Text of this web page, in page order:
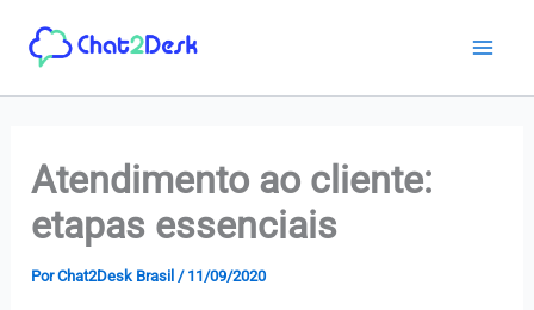
para
Atendimento ao cliente:
etapas essenciais
PorChat2Desk Brasil / 11/09/2020